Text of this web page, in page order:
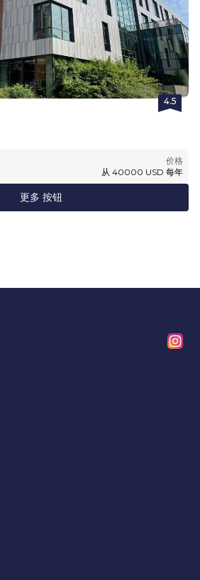
4.5
价格
从 40000 USD 每年
更多 按钮